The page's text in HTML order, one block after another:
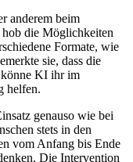
anderem beim
hob die Möglichkeiten
Formate, wie
sie, dass die
könne KI ihr im
helfen.
genauso wie bei
stets in den
vom Anfang bis Ende
Die Intervention